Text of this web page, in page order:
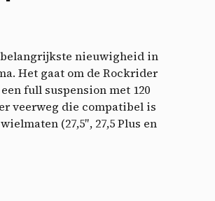
nieuwigheid in
Het gaat om de Rockrider
een full suspension met 120
veerweg die compatibel is
(27,5″, 27,5 Plus en